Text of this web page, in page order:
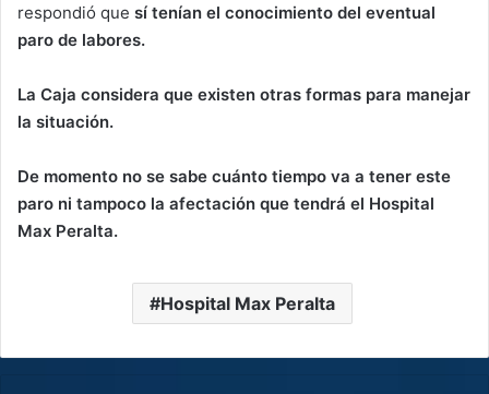
respondió que sí tenían el conocimiento del eventual
paro de labores.
La Caja considera que existen otras formas para manejar
la situación.
De momento no se sabe cuánto tiempo va a tener este
paro ni tampoco la afectación que tendrá el Hospital
Max Peralta.
Hospital Max Peralta